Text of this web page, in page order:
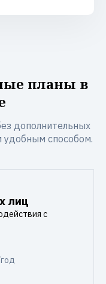
планы в
дополнительных
способом.
лиц
с